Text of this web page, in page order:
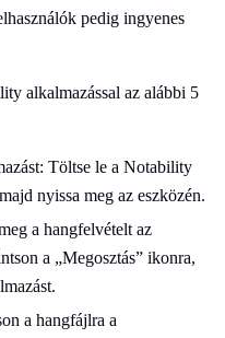
pedig ingyenes
alkalmazással az alábbi 5
Töltse le a Notability
nyissa meg az eszközén.
a hangfelvételt az
a „Megosztás” ikonra,
a hangfájlra a